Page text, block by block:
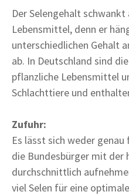
Der Selengehalt
Lebensmittel, denn er
unterschiedlichen Gehalt
ab. In Deutschland sind
pflanzliche Lebensmittel
Schlachttiere und
Zufuhr:
Es lässt sich weder
die Bundesbürger mit der
durchschnittlich
viel Selen für eine